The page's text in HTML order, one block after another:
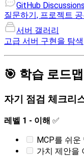
GitHub Discussions
질문하기, 프로젝트 공
서버 갤러리
고급 서버 구현을 탐색
🎯 학습 로드
자기 점검 체크리
레벨 1 - 이해 ✅
MCP를 쉬운
가치 제안을